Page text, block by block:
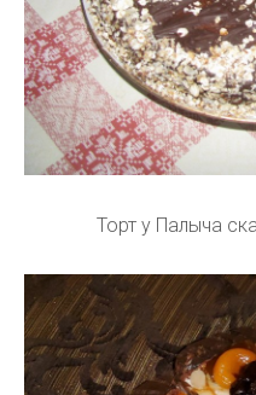
Торт у Палыча